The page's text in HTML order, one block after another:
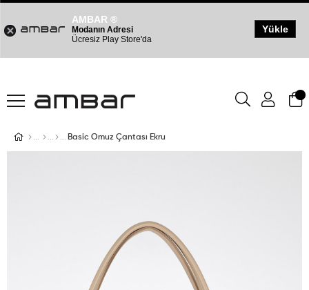
Basic Omuz Çantası Ekru
AMBAR ®
Modanın Adresi
Ücresiz Play Store'da
Yükle